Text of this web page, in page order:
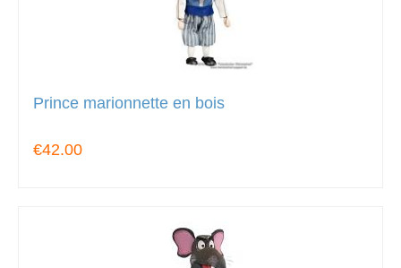
Prince marionnette en bois
€42.00